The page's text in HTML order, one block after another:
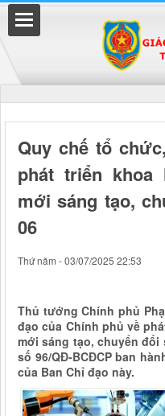
Quy chế tổ
phát triển khoa
mới sáng tạo,
06
Thứ năm - 03/07/2025 22:53
Thủ tướng Chính phủ
đạo của Chính phủ về
mới sáng tạo, chuyển đổi
số 96/QĐ-BCĐCP ban
của Ban Chỉ đạo này.
Đã kết nối EMC